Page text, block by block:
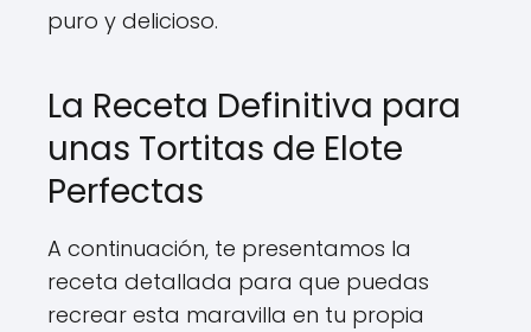
puro y delicioso.
La Receta Definitiva para
unas Tortitas de Elote
Perfectas
A continuación, te presentamos la
receta detallada para que puedas
recrear esta maravilla en tu propia